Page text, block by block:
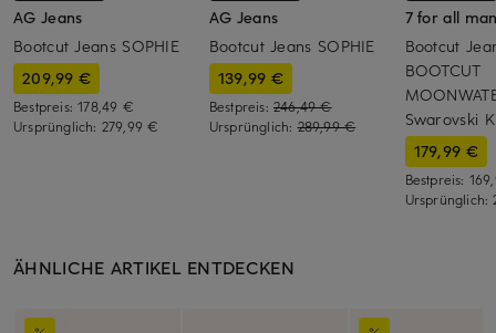
AG Jeans
Bootcut Jeans SOPHIE
209,99 €
Bestpreis:178,49 €
Ursprünglich: 279,99 €
AG Jeans
Bootcut Jeans SOPHIE
139,99 €
Bestpreis: 246,49 €
Ursprünglich:289,99 €
7 for all
Bootcut
BOOTCUT
Swarovski
179,99 €
Bestpreis:
Ursprünglich:
ÄHNLICHE ARTIKEL ENTDECKEN